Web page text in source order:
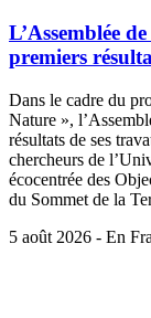
L’Assemblée
premiers
Dans le cadre du
Nature »,
résultats de ses
chercheurs de
écocentrée des
du Sommet de la
5 août 2026 - En